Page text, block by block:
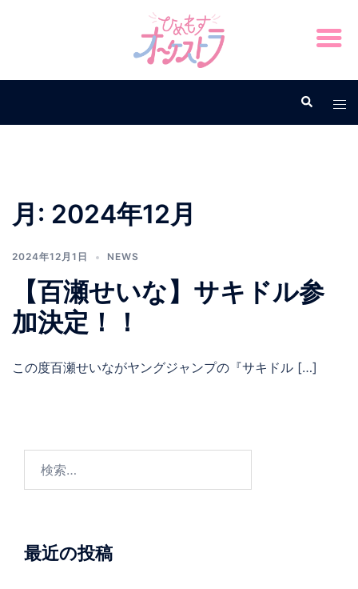
月: 2024年12月
2024年12月1日 NEWS
【百瀬せいな】サキドル参
加決定！！
この度百瀬せいながヤングジャンプの『サキドル […]
最近の投稿